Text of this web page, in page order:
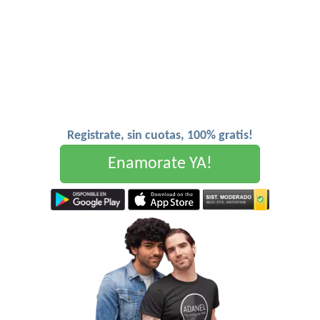
Registrate, sin cuotas, 100% gratis!
Enamorate YA!